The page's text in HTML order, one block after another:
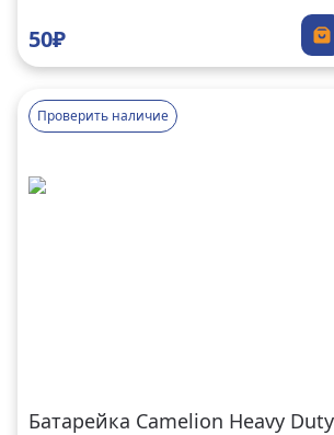
50₽
Проверить наличие
Батарейка Camelion Heavy